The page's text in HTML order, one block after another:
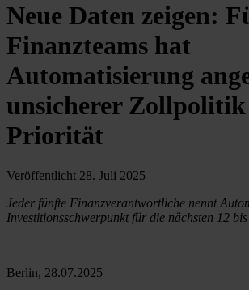
Neue Daten zeigen:
Finanzteams hat
Automatisierung
unsicherer Zollpolitik
Priorität
Veröffentlicht 28. Juli 2025
Jeder fünfte Finanzverantwortliche nennt
Investitionsschwerpunkt für die nächsten 12
Berlin, 28.07.2025